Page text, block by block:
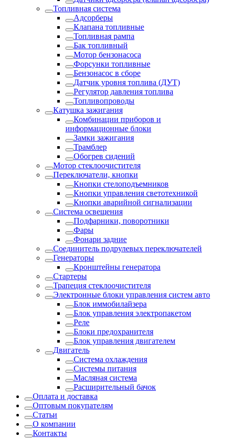
Топливная система
Адсорберы
Клапана топливные
Топливная рампа
Бак топливный
Мотор бензонасоса
Форсунки топливные
Бензонасос в сборе
Датчик уровня топлива (ДУТ)
Регулятор давления топлива
Топливопроводы
Катушка зажигания
Комбинации приборов и
информационные блоки
Замки зажигания
Трамблер
Обогрев сидений
Мотор стеклоочистителя
Переключатели, кнопки
Кнопки стелоподъемников
Кнопки управления светотехникой
Кнопки аварийной сигнализации
Система освещения
Подфарники, поворотники
Фары
Фонари задние
Соединитель подрулевых переключателей
Генераторы
Кронштейны генератора
Стартеры
Трапеция стеклоочистителя
Электронные блоки управления систем авто
Блок иммобилайзера
Блок управления электропакетом
Реле
Блоки предохранителя
Блок управления двигателем
Двигатель
Система охлаждения
Системы питания
Масляная система
Расширительный бачок
Оплата и доставка
Оптовым покупателям
Статьи
О компании
Контакты